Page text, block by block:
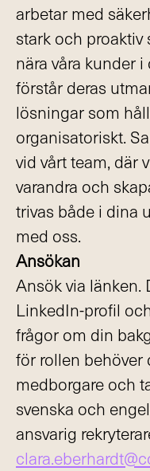
arbetar med
stark och
nära våra kunder
förstår deras
lösningar som
organisatoriskt.
vid vårt team, där
varandra och
trivas både i dina
med oss.
Ansökan
Ansök via länken.
LinkedIn-profil
frågor om din
för rollen behöver
medborgare och
svenska och
ansvarig